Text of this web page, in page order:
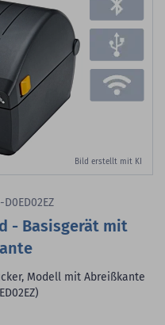
Bild erstellt mit KI
- Basisgerät mit
Modell mit Abreißkante